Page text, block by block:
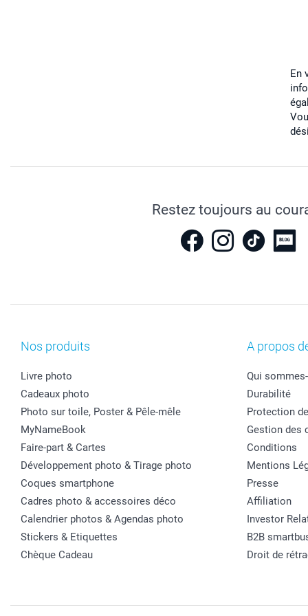
En
Restez toujours au
Nos produits
Livre photo
Cadeaux photo
Photo sur toile, Poster & Pêle-mêle
MyNameBook
Faire-part & Cartes
Développement photo & Tirage photo
Coques smartphone
Cadres photo & accessoires déco
Calendrier photos & Agendas photo
Stickers & Etiquettes
Chèque Cadeau
A propos
Qui
Durabilité
Protection
Gestion des
Conditions
Mentions
Presse
Affiliation
Investor
B2B
Droit de